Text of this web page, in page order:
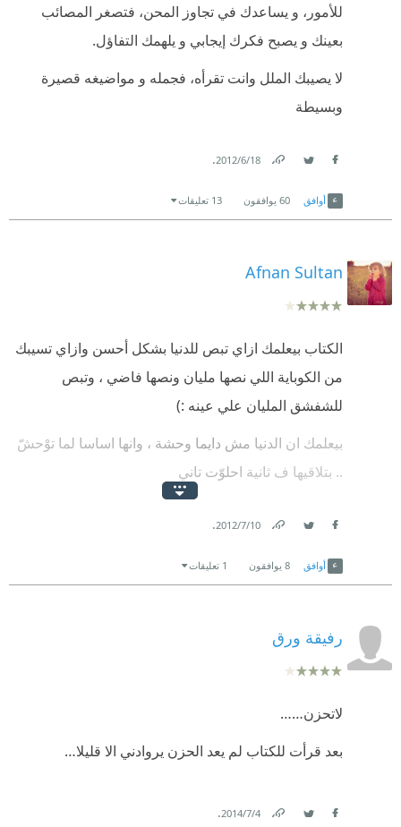
ينحدر إلى الأماِم ، والقافلُة تسير إلى الأماِم ، فلا تخالف
سنة الحياة .”
“فإذا أردتَ أن تؤثِّر بكلامك أو بشعْرك ، فاحترقْ به أنت
قَبْلُ ، وتأثَّرْ به وذقْه وتفاعلْ مَعَه وسوف ترى أنّك تُؤثّر في
بها و محاولة تطبيقها... حاول أن لا تمل من الكتاب حتى
للأمور، و يساعدك في تجاوز المحن، فتصغر المصائب
بعينك و يصبح فكرك إيجابي و يلهمك التفاؤل.
لا يصيبك الملل وانت تقرأه، فجمله و مواضيغه قصيرة
وبسيطة
18‏/6‏/2012
.
أوافق 60 يوافقون 13 تعليقات
Afnan Sultan
الكتاب بيعلمك ازاي تبص للدنيا بشكل أحسن وازاي تسيبك
من الكوباية اللي نصها مليان ونصها فاضي ، وتبص
للشفشق المليان علي عينه :)
بيعلمك ان الدنيا مش دايما وحشة ، وانها اساسا لما توْحشّ
.. بتلاقيها ف ثانية احلوّت تاني
وسط الشوك ^^ "
10‏/7‏/2012
.
أوافق 8 يوافقون 1 تعليقات
رفيقة ورق
لاتحزن……
بعد قرأت للكتاب لم يعد الحزن يروادني الا قليلا…
4‏/7‏/2014
.